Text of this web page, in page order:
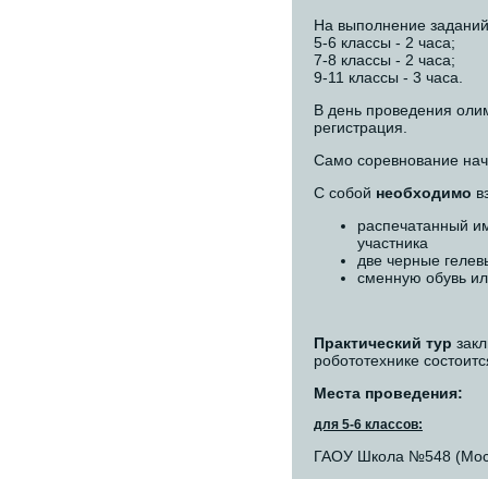
На выполнение
5-6 классы - 2 часа;
7-8 классы - 2 часа;
9-11 классы - 3 часа.
В день проведения
регистрация.
Само соревнование
С собой необходимо
распечатанный
участника
две черные
сменную обувь
Практический тур
робототехнике
Места проведения:
для 5-6 классов:
ГАОУ Школа №548